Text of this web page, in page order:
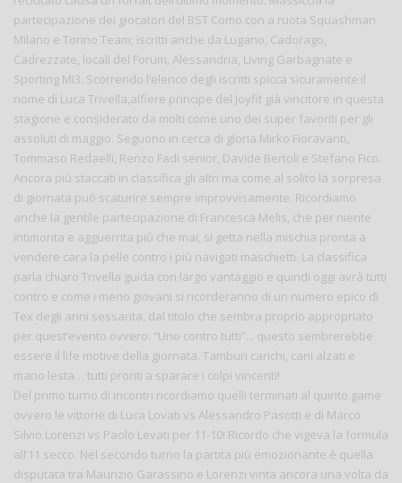
partecipazione dei giocatori del BST Como con a ruota Squashman
Milano e Torino Team; iscritti anche da Lugano, Cadorago,
Cadrezzate, locali del Forum, Alessandria, Living Garbagnate e
Sporting MI3. Scorrendo l’elenco degli iscritti spicca sicuramente il
nome di Luca Trivella,alfiere principe del Joyfit già vincitore in questa
stagione e considerato da molti come uno dei super favoriti per gli
assoluti di maggio. Seguono in cerca di gloria Mirko Fioravanti,
Tommaso Redaelli, Renzo Fadi senior, Davide Bertoli e Stefano Fico.
Ancora più staccati in classifica gli altri ma come al solito la sorpresa
di giornata può scaturire sempre improvvisamente. Ricordiamo
anche la gentile partecipazione di Francesca Melis, che per niente
intimorita e agguerrita più che mai, si getta nella mischia pronta a
vendere cara la pelle contro i più navigati maschietti. La classifica
parla chiaro Trivella guida con largo vantaggio e quindi oggi avrà tutti
contro e come i meno giovani si ricorderanno di un numero epico di
Tex degli anni sessanta, dal titolo che sembra proprio appropriato
per quest’evento ovvero: “Uno contro tutti”... questo sembrerebbe
essere il life motive della giornata. Tamburi carichi, cani alzati e
mano lesta… tutti pronti a sparare i colpi vincenti!
Del primo turno di incontri ricordiamo quelli terminati al quinto game
ovvero le vittorie di Luca Lovati vs Alessandro Pasotti e di Marco
Silvio Lorenzi vs Paolo Levati per 11-10! Ricordo che vigeva la formula
all’11 secco. Nel secondo turno la partita più emozionante è quella
disputata tra Maurizio Garassino e Lorenzi vinta ancora una volta da